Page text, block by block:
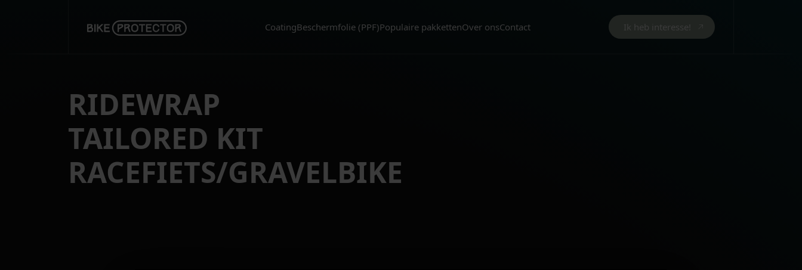
CoatingBeschermfolie (PPF)Populaire pakkettenOver onsContact Ik heb interesse!
RIDEWRAP
TAILORED KIT
RACEFIETS/GRAVELBIKE